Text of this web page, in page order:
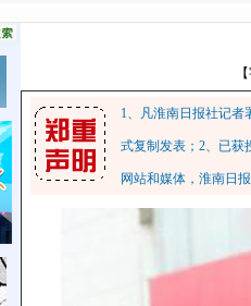
1、凡淮南日报社记
式复制发表；2、已获
网站和媒体，淮南日